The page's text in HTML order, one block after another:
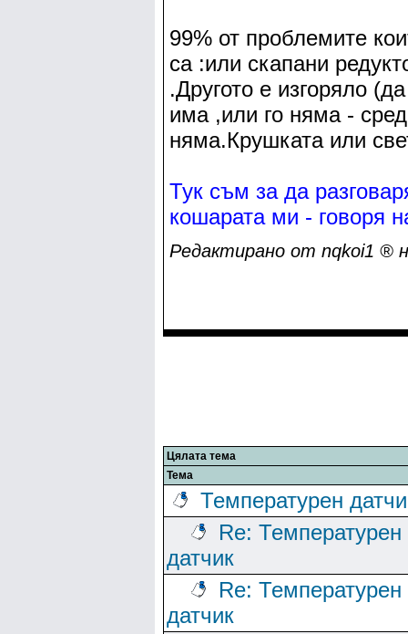
99% от проблемите
са :или скапани
.Другото е изгоряло
има ,или го няма -
няма.Крушката или
Тук съм за да
кошарата ми - говоря
Редактирано от nqkoi1 ®
Цялата тема
Тема
Температурен
Re: Температурен
датчик
Re: Температурен
датчик